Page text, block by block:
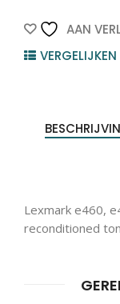
1st
quantity
AAN
VERGELIJKEN
Lexmark e460,
reconditioned